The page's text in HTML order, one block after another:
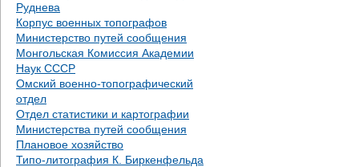
Руднева
Корпус военных топографов
Министерство путей сообщения
Монгольская Комиссия Академии
Наук СССР
Омский военно-топографический
отдел
Отдел статистики и картографии
Министерства путей сообщения
Плановое хозяйство
Типо-литография К. Биркенфельда